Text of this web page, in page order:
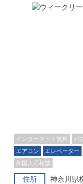
インターネット無料 バ
エアコン
エレベーター
外国人応相談
住所
神奈川県